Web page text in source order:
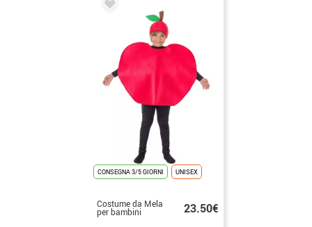
CONSEGNA 3/5 GIORNI UNISEX
Costume da Mela
per bambini 23.50€